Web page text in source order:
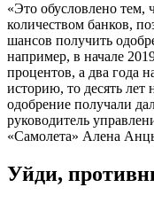
«Это обусловлено тем,
количеством банков,
шансов получить
например, в начале
процентов, а два года
историю, то десять
одобрение получали
руководитель
«Самолета» Алена
Уйди,